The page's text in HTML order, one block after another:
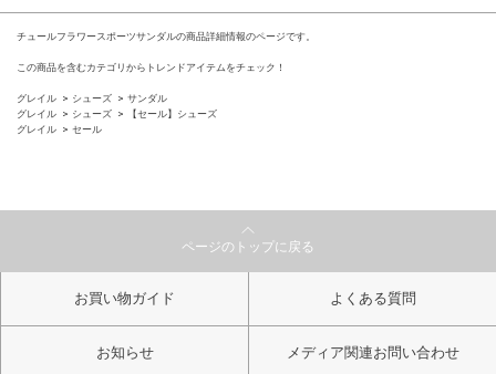
チュールフラワースポーツサンダルの商品詳細情報のページです。
この商品を含むカテゴリからトレンドアイテムをチェック！
グレイル シューズ
サンダル
グレイル
シューズ
【セール】シューズ
グレイル
セール
ページのトップに戻る
お買い物ガイド よくある質問
お知らせ メディア関連お問い合わせ